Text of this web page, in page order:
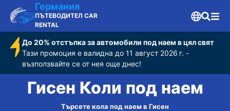
Германия
ПЪТЕВОДИТЕЛ CAR
RENTAL
До 20% отстъпка за автомобили под наем в цял свят
Тази промоция е валидна до 11 август 2026 г. -
възползвайте се от нея още днес!
Гисен Коли под наем
Търсете кола под наем в Гисен